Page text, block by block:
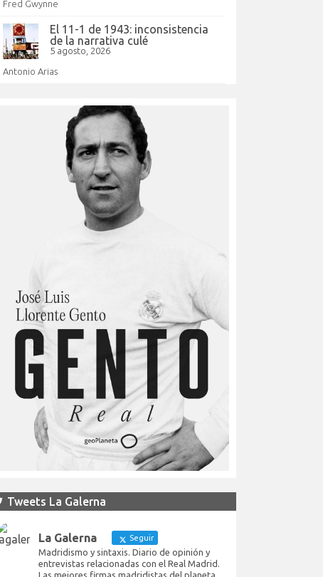
Fred Gwynne
El 11-1 de 1943: inconsistencia
de la narrativa culé
5 agosto, 2026
Antonio Arias
Tweets La Galerna
La Galerna Seguir
Madridismo y sintaxis. Diario de opinión y
entrevistas relacionadas con el Real Madrid.